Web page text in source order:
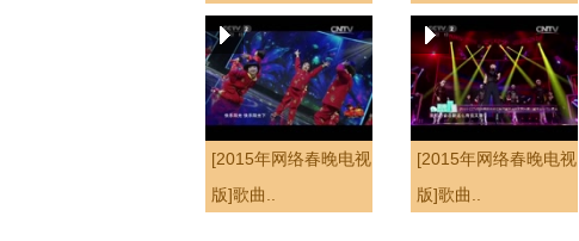
[2015年网络春晚电视
版]歌曲..
[2015年网络春晚电视
版]歌曲..